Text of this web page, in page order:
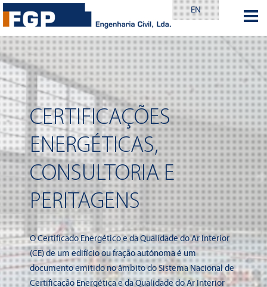
EN
CERTIFICAÇÕES
ENERGÉTICAS,
CONSULTORIA E
PERITAGENS
O Certificado Energético e da Qualidade do Ar Interior
(CE) de um edifício ou fração autónoma é um
documento emitido no âmbito do Sistema Nacional de
Certificação Energética e da Qualidade do Ar Interior